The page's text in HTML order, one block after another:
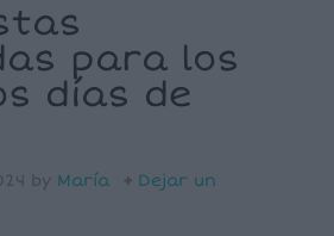
para los
días de
by María
Dejar un